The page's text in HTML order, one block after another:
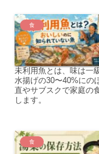
食
未利用魚とは、味は一
水揚げの30〜40%にの
直やサブスクで家庭の
します。
食